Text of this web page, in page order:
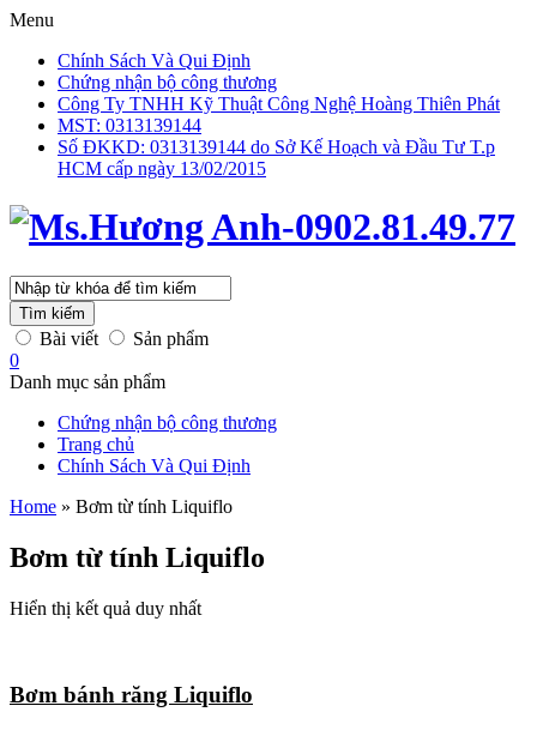
Menu
Chính Sách Và Qui Định
Chứng nhận bộ công thương
Công Ty TNHH Kỹ Thuật Công Nghệ Hoàng Thiên Phát
MST: 0313139144
Số ĐKKD: 0313139144 do Sở Kế Hoạch và Đầu Tư T.p
HCM cấp ngày 13/02/2015
Tìm kiếm
Bài viết
Sản phẩm
0
Danh mục sản phẩm
Chứng nhận bộ công thương
Trang chủ
Chính Sách Và Qui Định
Home » Bơm từ tính Liquiflo
Bơm từ tính Liquiflo
Hiển thị kết quả duy nhất
Bơm bánh răng Liquiflo